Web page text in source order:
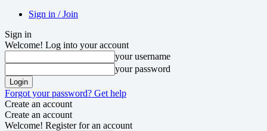
Sign in / Join
Sign in
Welcome! Log into your account
your username
your password
Forgot your password? Get help
Create an account
Create an account
Welcome! Register for an account